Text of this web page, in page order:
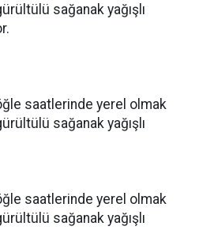
sağanak yağışlı
saatlerinde yerel olmak
sağanak yağışlı
saatlerinde yerel olmak
sağanak yağışlı